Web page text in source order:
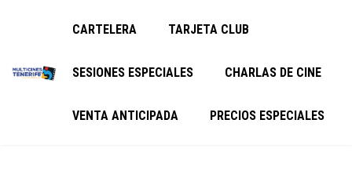
CARTELERA TARJETA CLUB
SESIONES ESPECIALES CHARLAS DE CINE
VENTA ANTICIPADA PRECIOS ESPECIALES